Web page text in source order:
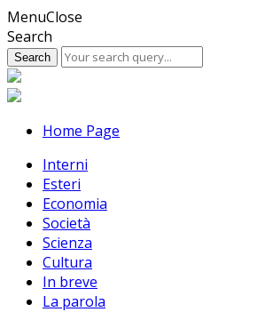
Skip
to
content
MenuClose
Search
Home Page
Interni
Esteri
Economia
Società
Scienza
Cultura
In breve
La parola